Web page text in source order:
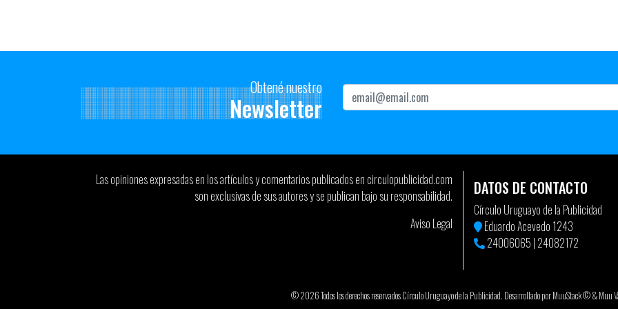
Obtené nuestro
Newsletter
Las opiniones expresadas en los artículos y comentarios publicados en circulopublicidad.com
son exclusivas de sus autores y se publican bajo su responsabilidad.
Aviso Legal
DATOS DE CONTACTO
Círculo Uruguayo de la Publicidad
Eduardo Acevedo 1243
24006065 | 24082172
© 2026 Todos los derechos reservados Círculo Uruguayo de la Publicidad. Desarrollado porMuuStack ©&Muu